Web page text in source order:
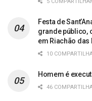
Festa de
grande público,
em Riachão das
10
Homem é
46